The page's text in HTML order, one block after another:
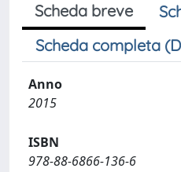
Scheda breve
Scheda completa
Anno
2015
ISBN
978-88-6866-136-6